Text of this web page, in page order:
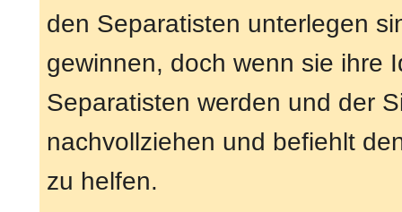
den Separatisten unterlegen
gewinnen, doch wenn sie ihre
Separatisten werden und der
nachvollziehen und befiehlt
zu helfen.